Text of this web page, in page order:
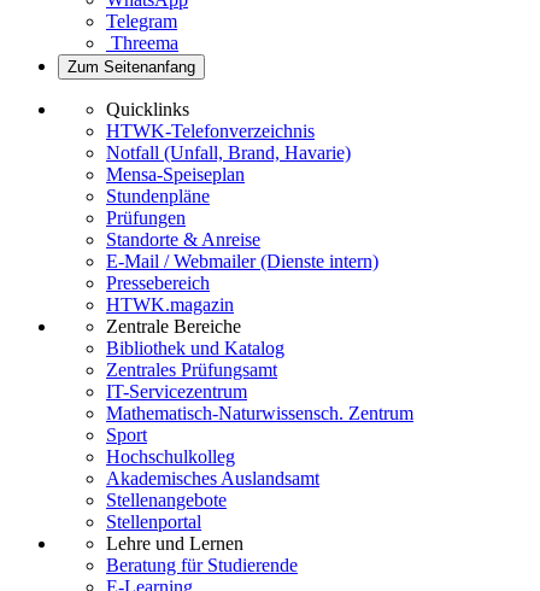
Telegram
Threema
Zum Seitenanfang
Quicklinks
HTWK-Telefonverzeichnis
Notfall (Unfall, Brand, Havarie)
Mensa-Speiseplan
Stundenpläne
Prüfungen
Standorte & Anreise
E-Mail / Webmailer (Dienste intern)
Pressebereich
HTWK.magazin
Zentrale Bereiche
Bibliothek und Katalog
Zentrales Prüfungsamt
IT-Servicezentrum
Mathematisch-Naturwissensch. Zentrum
Sport
Hochschulkolleg
Akademisches Auslandsamt
Stellenangebote
Stellenportal
Lehre und Lernen
Beratung für Studierende
E-Learning